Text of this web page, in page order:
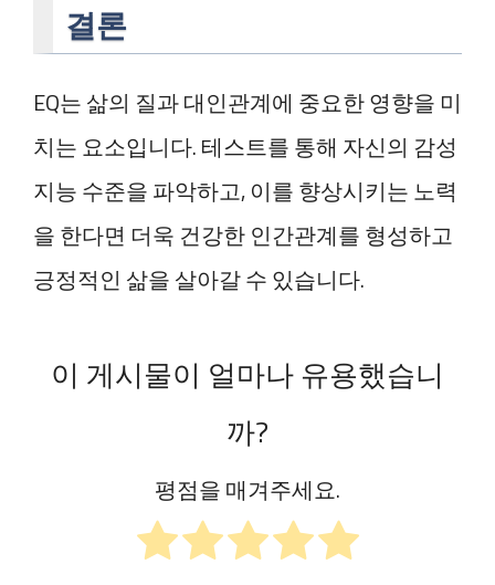
결론
EQ는 삶의 질과 대인관계에 중요한 영향을 미
치는 요소입니다. 테스트를 통해 자신의 감성
지능 수준을 파악하고, 이를 향상시키는 노력
을 한다면 더욱 건강한 인간관계를 형성하고
긍정적인 삶을 살아갈 수 있습니다.
이 게시물이 얼마나 유용했습니
까?
평점을 매겨주세요.